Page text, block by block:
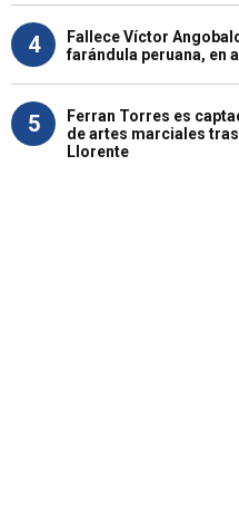
4
Fallece Víctor
farándula peruana, en
5
Ferran Torres es
de artes marciales
Llorente